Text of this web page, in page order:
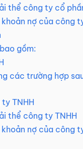
thể công ty cổ
nợ của công
gồm:
các trường hợp
TNHH
thể công ty TNHH
nợ của công